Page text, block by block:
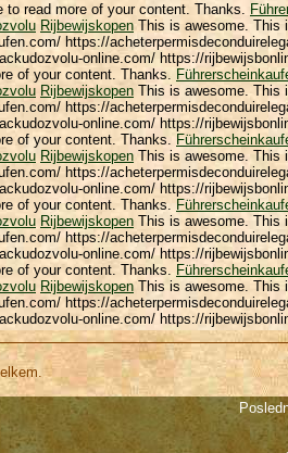
read more of your content. Thanks.
Rijbewijskopen This is awesome. This
https://
online.com/ https://
of your content. Thanks.
Rijbewijskopen This is awesome. This
https://
online.com/ https://
of your content. Thanks.
Rijbewijskopen This is awesome. This
https://
online.com/ https://
of your content. Thanks.
Rijbewijskopen This is awesome. This
https://
online.com/ https://
of your content. Thanks.
Rijbewijskopen This is awesome. This
https://
online.com/ https://